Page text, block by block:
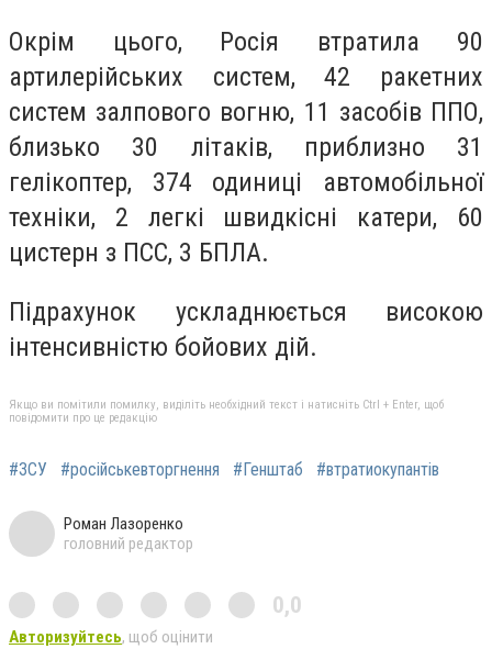
Окрім цього, Росія втратила 90
артилерійських систем, 42 ракетних
систем залпового вогню, 11 засобів ППО,
близько 30 літаків, приблизно 31
гелікоптер, 374 одиниці автомобільної
техніки, 2 легкі швидкісні катери, 60
цистерн з ПСС, 3 БПЛА.
Підрахунок ускладнюється високою
інтенсивністю бойових дій.
Якщо ви помітили помилку, виділіть необхідний текст і натисніть Ctrl + Enter, щоб
повідомити про це редакцію
#ЗСУ #російськевторгнення #Генштаб #втратиокупантів
Роман Лазоренко
головний редактор
0,0
Авторизуйтесь, щоб оцінити